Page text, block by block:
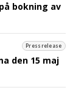
bokning av
Pressrelease
den 15 maj